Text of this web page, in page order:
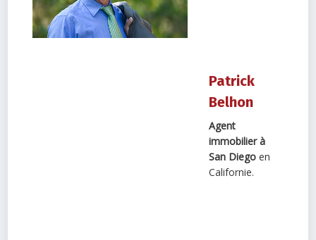
Patrick
Belhon
Agent
immobilier à
San Diego en
Californie.